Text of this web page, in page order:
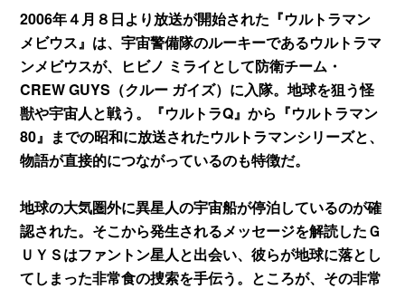
2006年４月８日より放送が開始された『ウルトラマン
メビウス』は、宇宙警備隊のルーキーであるウルトラマ
ンメビウスが、ヒビノ ミライとして防衛チーム・
CREW GUYS（クルー ガイズ）に入隊。地球を狙う怪
獣や宇宙人と戦う。『ウルトラQ』から『ウルトラマン
80』までの昭和に放送されたウルトラマンシリーズと、
物語が直接的につながっているのも特徴だ。
地球の大気圏外に異星人の宇宙船が停泊しているのが確
認された。そこから発生されるメッセージを解読したＧ
ＵＹＳはファントン星人と出会い、彼らが地球に落とし
てしまった非常食の捜索を手伝う。ところが、その非常